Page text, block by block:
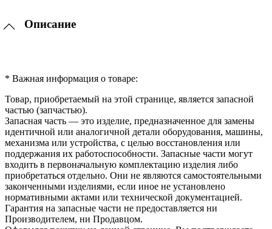
Описание
* Важная информация о товаре:
Товар, приобретаемый на этой странице, является запасной
частью (запчастью).
Запасная часть — это изделие, предназначенное для замены
идентичной или аналогичной детали оборудования, машины,
механизма или устройства, с целью восстановления или
поддержания их работоспособности. Запасные части могут
входить в первоначальную комплектацию изделия либо
приобретаться отдельно. Они не являются самостоятельными
законченными изделиями, если иное не установлено
нормативными актами или технической документацией.
Гарантия на запасные части не предоставляется ни
Производителем, ни Продавцом.